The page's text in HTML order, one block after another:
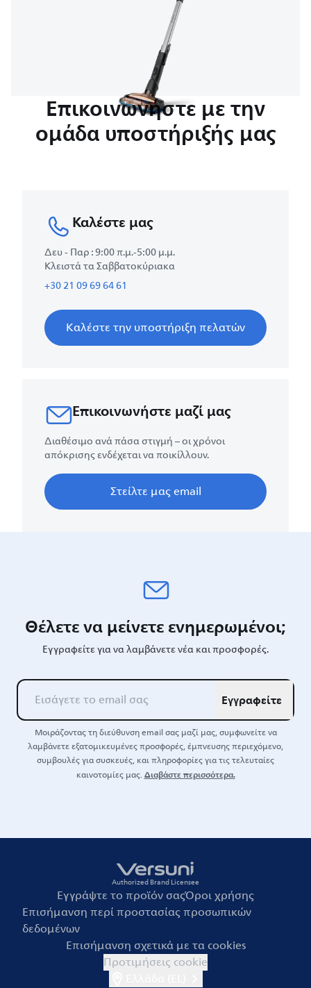
Επικοινωνήστε με την
ομάδα υποστήριξής μας
Καλέστε μας
Δευ - Παρ : 9:00 π.μ.-5:00 μ.μ.
Κλειστά τα Σαββατοκύριακα
+30 21 09 69 64 61
Καλέστε την υποστήριξη πελατών
Επικοινωνήστε μαζί μας
Διαθέσιμο ανά πάσα στιγμή – οι χρόνοι
απόκρισης ενδέχεται να ποικίλλουν.
Στείλτε μας email
Θέλετε να μείνετε ενημερωμένοι;
Εγγραφείτε για να λαμβάνετε νέα και προσφορές.
Εγγραφείτε
Μοιράζοντας τη διεύθυνση email σας μαζί μας, συμφωνείτε να
λαμβάνετε εξατομικευμένες προσφορές, έμπνευσης περιεχόμενο,
συμβουλές για συσκευές, και πληροφορίες για τις τελευταίες
καινοτομίες μας.Διαβάστε περισσότερα.
Authorized Brand Licensee
Εγγράψτε το προϊόν σαςΌροι χρήσης
Επισήμανση περί προστασίας προσωπικών
δεδομένων
Επισήμανση σχετικά με τα cookies
Προτιμήσεις cookie